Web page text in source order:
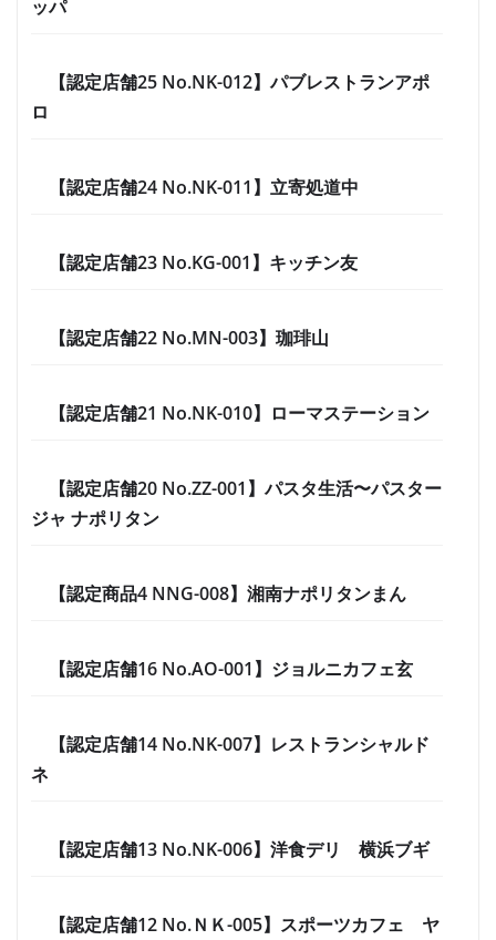
ッパ
【認定店舗25 No.NK-012】パブレストランアポ
ロ
【認定店舗24 No.NK-011】立寄処道中
【認定店舗23 No.KG-001】キッチン友
【認定店舗22 No.MN-003】珈琲山
【認定店舗21 No.NK-010】ローマステーション
【認定店舗20 No.ZZ-001】パスタ生活〜パスター
ジャ ナポリタン
【認定商品4 NNG-008】湘南ナポリタンまん
【認定店舗16 No.AO-001】ジョルニカフェ玄
【認定店舗14 No.NK-007】レストランシャルド
ネ
【認定店舗13 No.NK-006】洋食デリ 横浜ブギ
【認定店舗12 No.ＮＫ-005】スポーツカフェ ヤ